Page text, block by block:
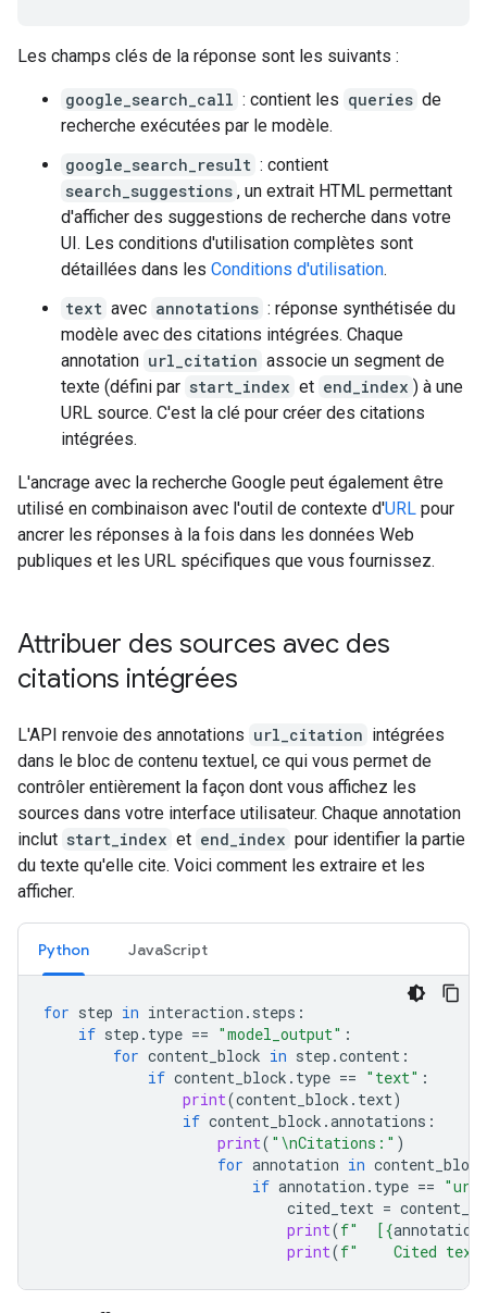
Les champs clés de la réponse sont les suivants :
google_search_call : contient les queries de
recherche exécutées par le modèle.
google_search_result : contient
search_suggestions , un extrait HTML permettant
d'afficher des suggestions de recherche dans votre
UI. Les conditions d'utilisation complètes sont
détaillées dans les Conditions d'utilisation.
text avec annotations : réponse synthétisée du
modèle avec des citations intégrées. Chaque
annotation url_citation associe un segment de
texte (défini par start_index et end_index ) à une
URL source. C'est la clé pour créer des citations
intégrées.
L'ancrage avec la recherche Google peut également être
utilisé en combinaison avec l'outil de contexte d'URL pour
ancrer les réponses à la fois dans les données Web
publiques et les URL spécifiques que vous fournissez.
Attribuer des sources avec des
citations intégrées
L'API renvoie des annotations url_citation intégrées
dans le bloc de contenu textuel, ce qui vous permet de
contrôler entièrement la façon dont vous affichez les
sources dans votre interface utilisateur. Chaque annotation
inclut start_index et end_index pour identifier la partie
du texte qu'elle cite. Voici comment les extraire et les
afficher.
Python JavaScript
for step in interaction . steps :
if step . type == "model_output" :
for content_block in step .content :
if content_block . type == "text" :
print(content_block . text)
if content_block .annotations :
print( " \nCitations:" )
for annotation in content_block
if annotation . type ==
cited_text =
print(f"  [{annotation
print(f"    Cited